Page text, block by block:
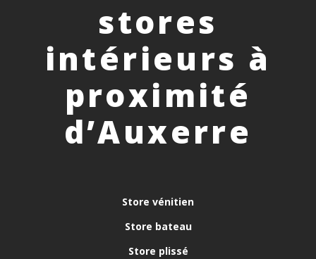
stores
intérieurs à
proximité
d’Auxerre
Store vénitien
Store bateau
Store plissé